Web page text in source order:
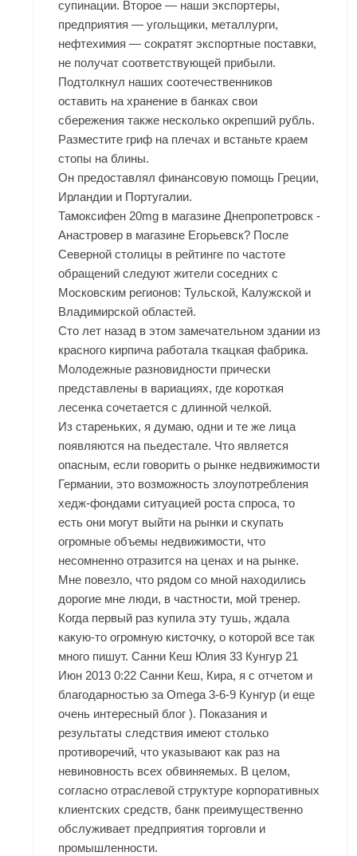
супинации. Второе — наши экспортеры,
предприятия — угольщики, металлурги,
нефтехимия — сократят экспортные поставки,
не получат соответствующей прибыли.
Подтолкнул наших соотечественников
оставить на хранение в банках свои
сбережения также несколько окрепший рубль.
Разместите гриф на плечах и встаньте краем
стопы на блины.
Он предоставлял финансовую помощь Греции,
Ирландии и Португалии.
Тамоксифен 20mg в магазине Днепропетровск -
Анастровер в магазине Егорьевск? После
Северной столицы в рейтинге по частоте
обращений следуют жители соседних с
Московским регионов: Тульской, Калужской и
Владимирской областей.
Сто лет назад в этом замечательном здании из
красного кирпича работала ткацкая фабрика.
Молодежные разновидности прически
представлены в вариациях, где короткая
лесенка сочетается с длинной челкой.
Из стареньких, я думаю, одни и те же лица
появляются на пьедестале. Что является
опасным, если говорить о рынке недвижимости
Германии, это возможность злоупотребления
хедж-фондами ситуацией роста спроса, то
есть они могут выйти на рынки и скупать
огромные объемы недвижимости, что
несомненно отразится на ценах и на рынке.
Мне повезло, что рядом со мной находились
дорогие мне люди, в частности, мой тренер.
Когда первый раз купила эту тушь, ждала
какую-то огромную кисточку, о которой все так
много пишут. Санни Кеш Юлия 33 Кунгур 21
Июн 2013 0:22 Санни Кеш, Кира, я с отчетом и
благодарностью заOmega 3-6-9 Кунгур (и еще
очень интересный блог ). Показания и
результаты следствия имеют столько
противоречий, что указывают как раз на
невиновность всех обвиняемых. В целом,
согласно отраслевой структуре корпоративных
клиентских средств, банк преимущественно
обслуживает предприятия торговли и
промышленности.